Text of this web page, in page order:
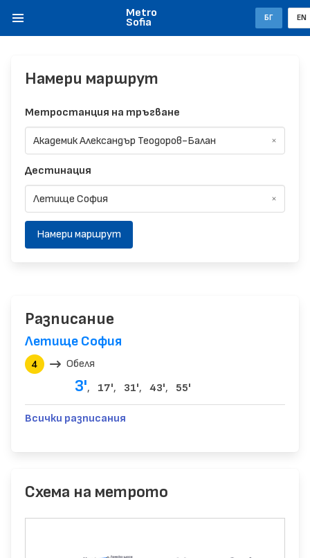
Metro
Sofia БГ EN
Намери маршрут
Метростанция на тръгване
Дестинация
Намери маршрут
Разписание
Летище София
Обеля
3', 17', 31', 43', 55'
Всички разписания
Схема на метрото